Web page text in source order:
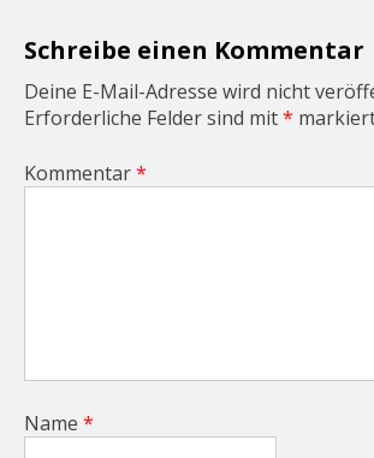
o
n
Schreibe einen Kommentar
Deine E-Mail-Adresse wird nicht
Erforderliche Felder sind mit*
Kommentar*
Name *